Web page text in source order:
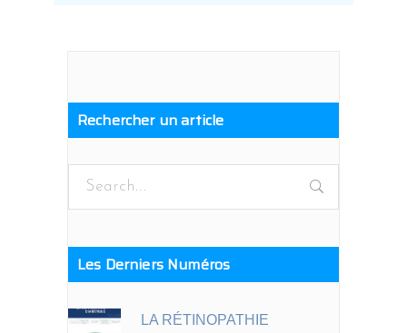
Rechercher un article
Search
Les Derniers Numéros
LA RÉTINOPATHIE